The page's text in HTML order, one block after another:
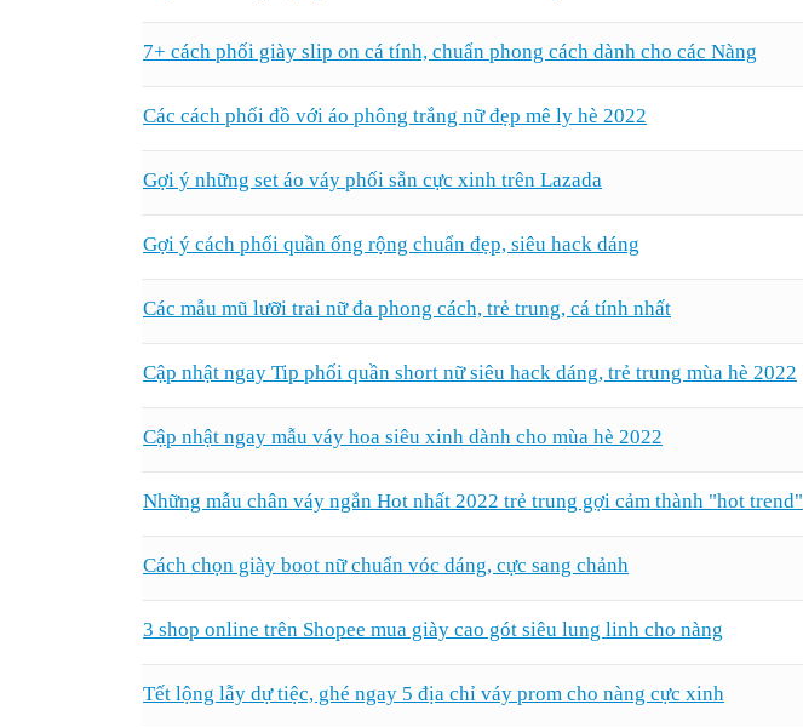
7+ cách phối giày slip on cá tính, chuẩn phong cách dành cho các Nàng
Các cách phối đồ với áo phông trắng nữ đẹp mê ly hè 2022
Gợi ý những set áo váy phối sẵn cực xinh trên Lazada
Gợi ý cách phối quần ống rộng chuẩn đẹp, siêu hack dáng
Các mẫu mũ lưỡi trai nữ đa phong cách, trẻ trung, cá tính nhất
Cập nhật ngay Tip phối quần short nữ siêu hack dáng, trẻ trung mùa hè 2022
Cập nhật ngay mẫu váy hoa siêu xinh dành cho mùa hè 2022
Những mẫu chân váy ngắn Hot nhất 2022 trẻ trung gợi cảm thành "hot trend"
Cách chọn giày boot nữ chuẩn vóc dáng, cực sang chảnh
3 shop online trên Shopee mua giày cao gót siêu lung linh cho nàng
Tết lộng lẫy dự tiệc, ghé ngay 5 địa chỉ váy prom cho nàng cực xinh